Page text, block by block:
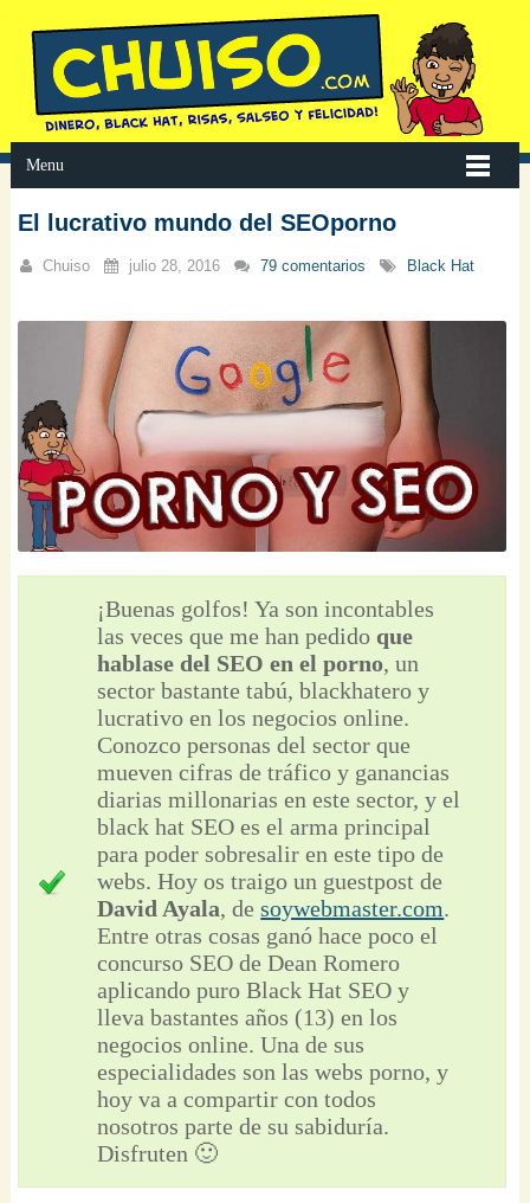
Menu
El lucrativo mundo del SEOporno
Chuiso julio 28, 2016 79 comentarios Black Hat
¡Buenas golfos! Ya son incontables
las veces que me han pedido que
hablase del SEO en el porno, un
sector bastante tabú, blackhatero y
lucrativo en los negocios online.
Conozco personas del sector que
mueven cifras de tráfico y ganancias
diarias millonarias en este sector, y el
black hat SEO es el arma principal
para poder sobresalir en este tipo de
webs. Hoy os traigo un guestpost de
David Ayala, desoywebmaster.com.
Entre otras cosas ganó hace poco el
concurso SEO de Dean Romero
aplicando puro Black Hat SEO y
lleva bastantes años (13) en los
negocios online. Una de sus
especialidades son las webs porno, y
hoy va a compartir con todos
nosotros parte de su sabiduría.
Disfruten 🙂